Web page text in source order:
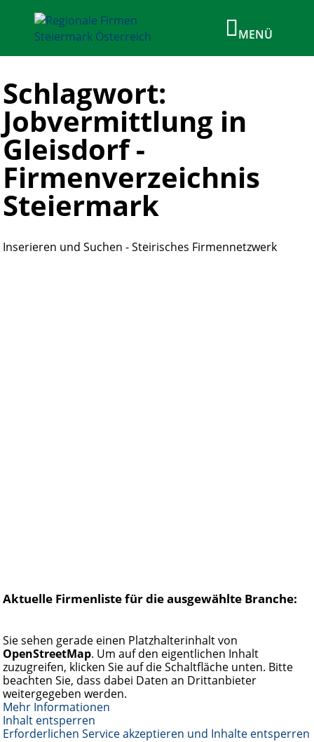
Schlagwort:
Jobvermittlung in
Gleisdorf -
Firmenverzeichnis
Steiermark
Inserieren und Suchen - Steirisches Firmennetzwerk
Aktuelle Firmenliste für die ausgewählte Branche:
Sie sehen gerade einen Platzhalterinhalt von
OpenStreetMap. Um auf den eigentlichen Inhalt
zuzugreifen, klicken Sie auf die Schaltfläche unten. Bitte
beachten Sie, dass dabei Daten an Drittanbieter
weitergegeben werden.
Mehr Informationen
Inhalt entsperren
Erforderlichen Service akzeptieren und Inhalte entsperren